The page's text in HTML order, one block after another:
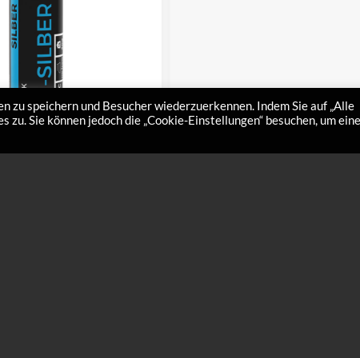
speichern und Besucher wiederzuerkennen. Indem Sie auf „Alle
zu. Sie können jedoch die „Cookie-Einstellungen“ besuchen, um eine